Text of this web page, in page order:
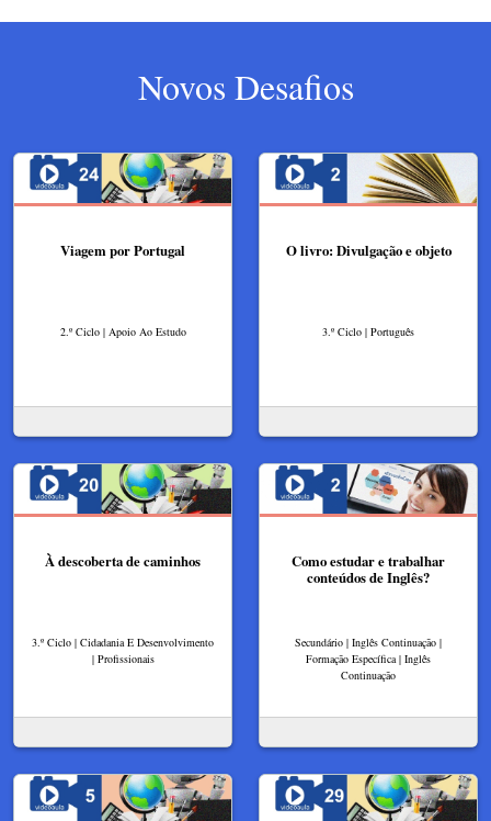
Novos Desafios
Viagem por Portugal
2.º Ciclo | Apoio Ao Estudo
O livro: Divulgação e objeto
3.º Ciclo | Português
À descoberta de caminhos
3.º Ciclo | Cidadania E Desenvolvimento
| Profissionais
Como estudar e trabalhar
conteúdos de Inglês?
Secundário | Inglês Continuação |
Formação Específica | Inglês
Continuação